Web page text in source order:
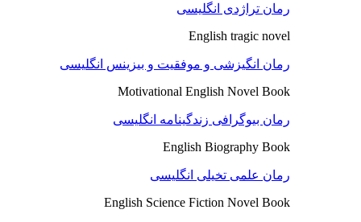
رمان تراژدی انگلیسی
English tragic novel
رمان انگیزشی و موفقیت و بیزینس انگلیسی
Motivational English Novel Book
رمان بیوگرافی زندگینامه انگلیسی
English Biography Book
رمان علمی تخیلی انگلیسی
English Science Fiction Novel Book